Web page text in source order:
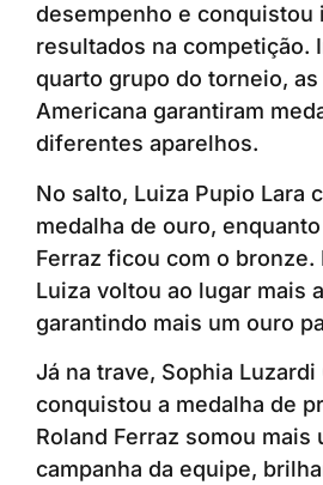
desempenho e conquistou
resultados na competição.
quarto grupo do torneio,
Americana garantiram
diferentes aparelhos.
No salto, Luiza Pupio Lara
medalha de ouro,
Ferraz ficou com o bronze.
Luiza voltou ao lugar mais
garantindo mais um ouro
Já na trave, Sophia Luzardi
conquistou a medalha de
Roland Ferraz somou mais
campanha da equipe,